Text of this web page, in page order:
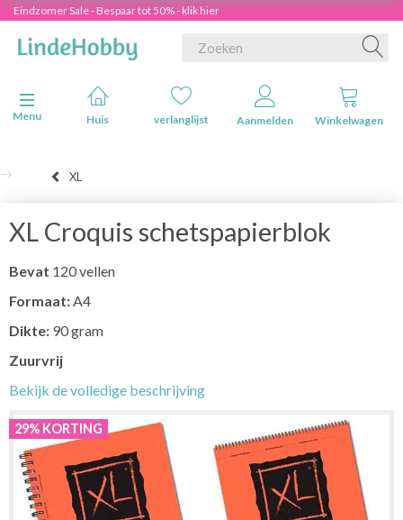
Eindzomer Sale - Bespaar tot 50% - klik hier
Navigatie in-/uitschakelen
Menu
Huis verlanglijst Aanmelden Winkelwagen
XL
XL Croquis schetspapierblok
Bevat 120 vellen
Formaat: A4
Dikte: 90 gram
Zuurvrij
Bekijk de volledige beschrijving
29% KORTING